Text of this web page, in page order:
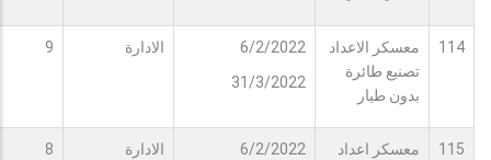
114
معسكر الاعداد
تصنيع طائرة
بدون طيار
6/2/2022
31/3/2022
الادارة 9
115
معسكر اعداد
6/2/2022
الادارة 8